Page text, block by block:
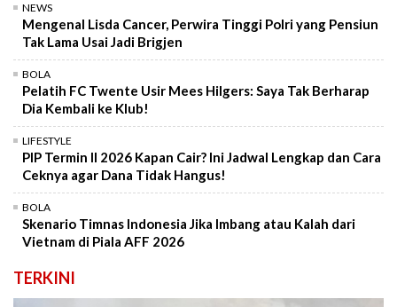
NEWS
Mengenal Lisda Cancer, Perwira Tinggi Polri yang Pensiun
Tak Lama Usai Jadi Brigjen
BOLA
Pelatih FC Twente Usir Mees Hilgers: Saya Tak Berharap
Dia Kembali ke Klub!
LIFESTYLE
PIP Termin II 2026 Kapan Cair? Ini Jadwal Lengkap dan Cara
Ceknya agar Dana Tidak Hangus!
BOLA
Skenario Timnas Indonesia Jika Imbang atau Kalah dari
Vietnam di Piala AFF 2026
TERKINI